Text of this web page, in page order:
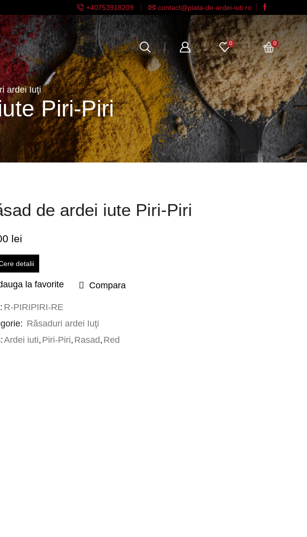
+40753918209 contact@piata-de-ardei-iuti.ro
0 0
ardei Iuţi
Piri-Piri
de ardei iute Piri-Piri
lei
detalii
la favorite Compara
R-PIRIPIRI-RE
Răsaduri ardei Iuţi
Ardei iuti, Piri-Piri, Rasad, Red